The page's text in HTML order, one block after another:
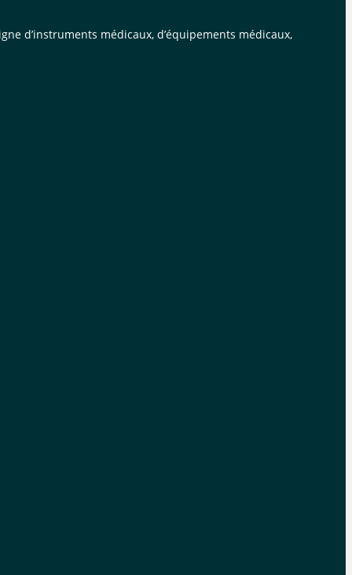
d’instruments médicaux, d’équipements médicaux,